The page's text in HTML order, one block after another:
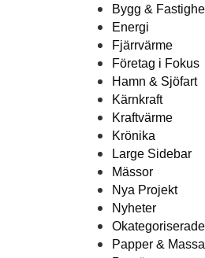
Bygg &
Energi
Fjärrvärme
Företag i Fokus
Hamn & Sjöfart
Kärnkraft
Kraftvärme
Krönika
Large Sidebar
Mässor
Nya Projekt
Nyheter
Okategoriserade
Papper & Massa